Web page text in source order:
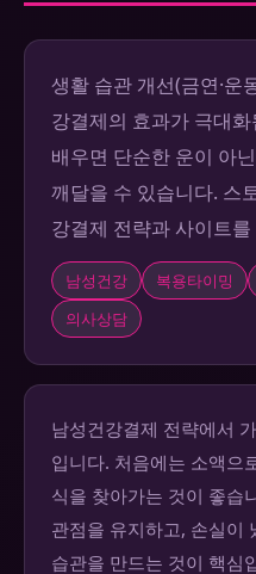
생활 습관 개선(금연·운
강결제의 효과가 극대
배우면 단순한 운이 아
깨달을 수 있습니다. 스
강결제 전략과 사이트
남성건강 복용타이밍
의사상담
남성건강결제 전략에서
입니다. 처음에는 소액으
식을 찾아가는 것이 좋습
관점을 유지하고, 손실이
습관을 만드는 것이 핵심